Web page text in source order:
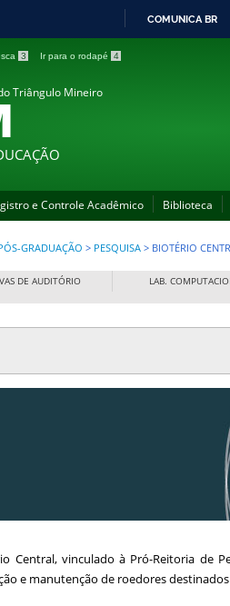
COMUNICA BR
3 Ir para o rodapé 4
Triângulo Mineiro
e Controle Acadêmico Biblioteca
GRADUAÇÃO > PESQUISA > BIOTÉRIO
DE AUDITÓRIO LAB.
Central, vinculado à Pró-Reitoria de
e manutenção de roedores